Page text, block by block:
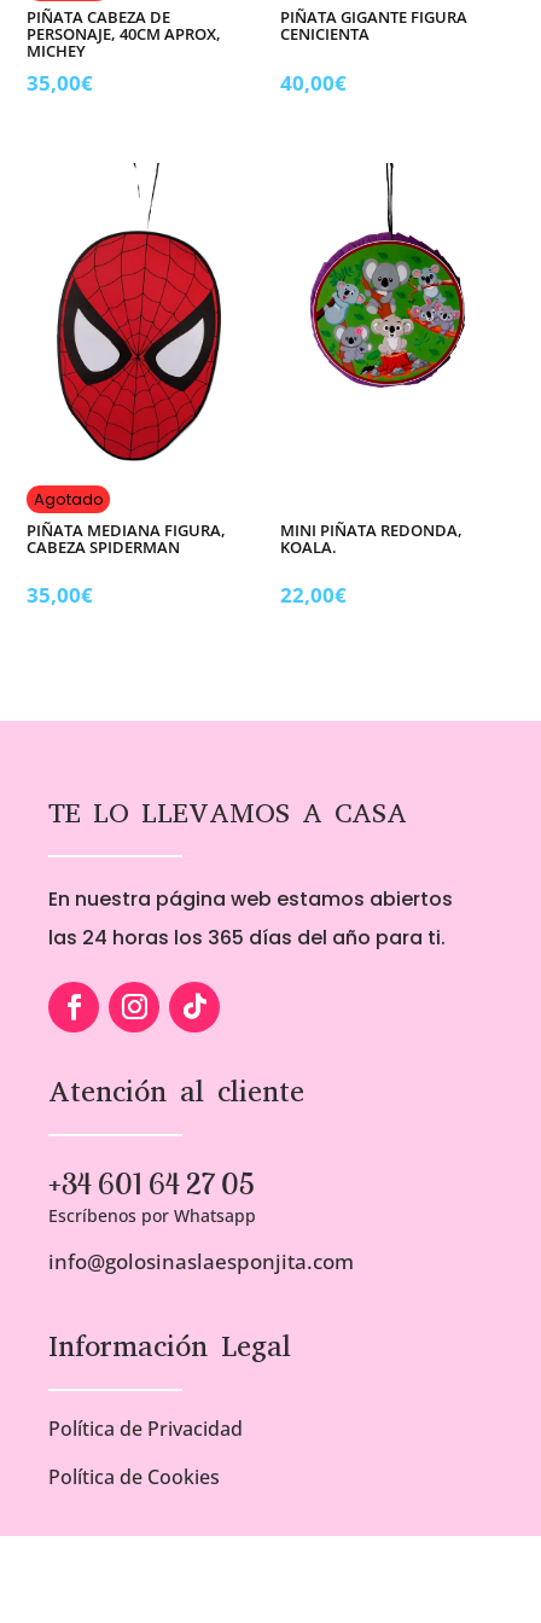
PIÑATA CABEZA DE
PERSONAJE, 40CM APROX,
MICHEY
35,00€
PIÑATA GIGANTE FIGURA
CENICIENTA
40,00€
Agotado
PIÑATA MEDIANA FIGURA,
CABEZA SPIDERMAN
35,00€
MINI PIÑATA REDONDA,
KOALA.
22,00€
TE LO LLEVAMOS A CASA
En nuestra página web estamos abiertos
las 24 horas los 365 días del año para ti.
Atención al cliente
+34 601 64 27 05
Escríbenos por Whatsapp
info@golosinaslaesponjita.com
Información Legal
Política de Privacidad
Política de Cookies